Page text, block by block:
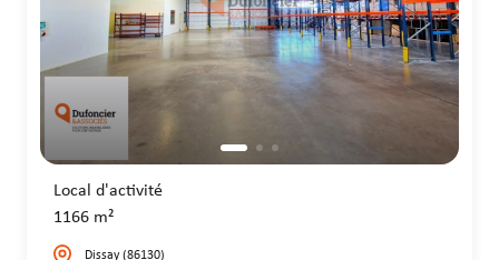
Local d'activité
1166 m²
Dissay (86130)